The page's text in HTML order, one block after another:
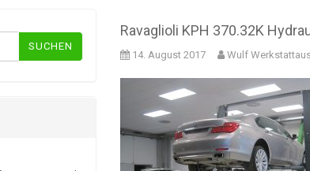
Ravaglioli KPH 370.32K
14. August 2017 Wulf